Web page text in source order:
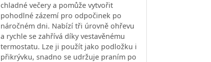
chladné večery a pomůže vytvořit
pohodlné zázemí pro odpočinek po
náročném dni. Nabízí tři úrovně ohřevu
a rychle se zahřívá díky vestavěnému
termostatu. Lze ji použít jako podložku i
přikrývku, snadno se udržuje praním po